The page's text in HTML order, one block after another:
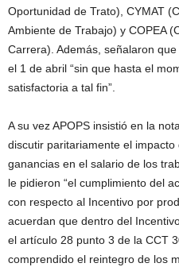
Oportunidad de Trato), CYMAT
Ambiente de Trabajo) y COPEA
Carrera). Además, señalaron
el 1 de abril “sin que hasta el
satisfactoria a tal fin”.
A su vez APOPS insistió en la
discutir paritariamente el
ganancias en el salario de los
le pidieron “el cumplimiento del
con respecto al Incentivo por
acuerdan que dentro del
el artículo 28 punto 3 de la CCT
comprendido el reintegro de los